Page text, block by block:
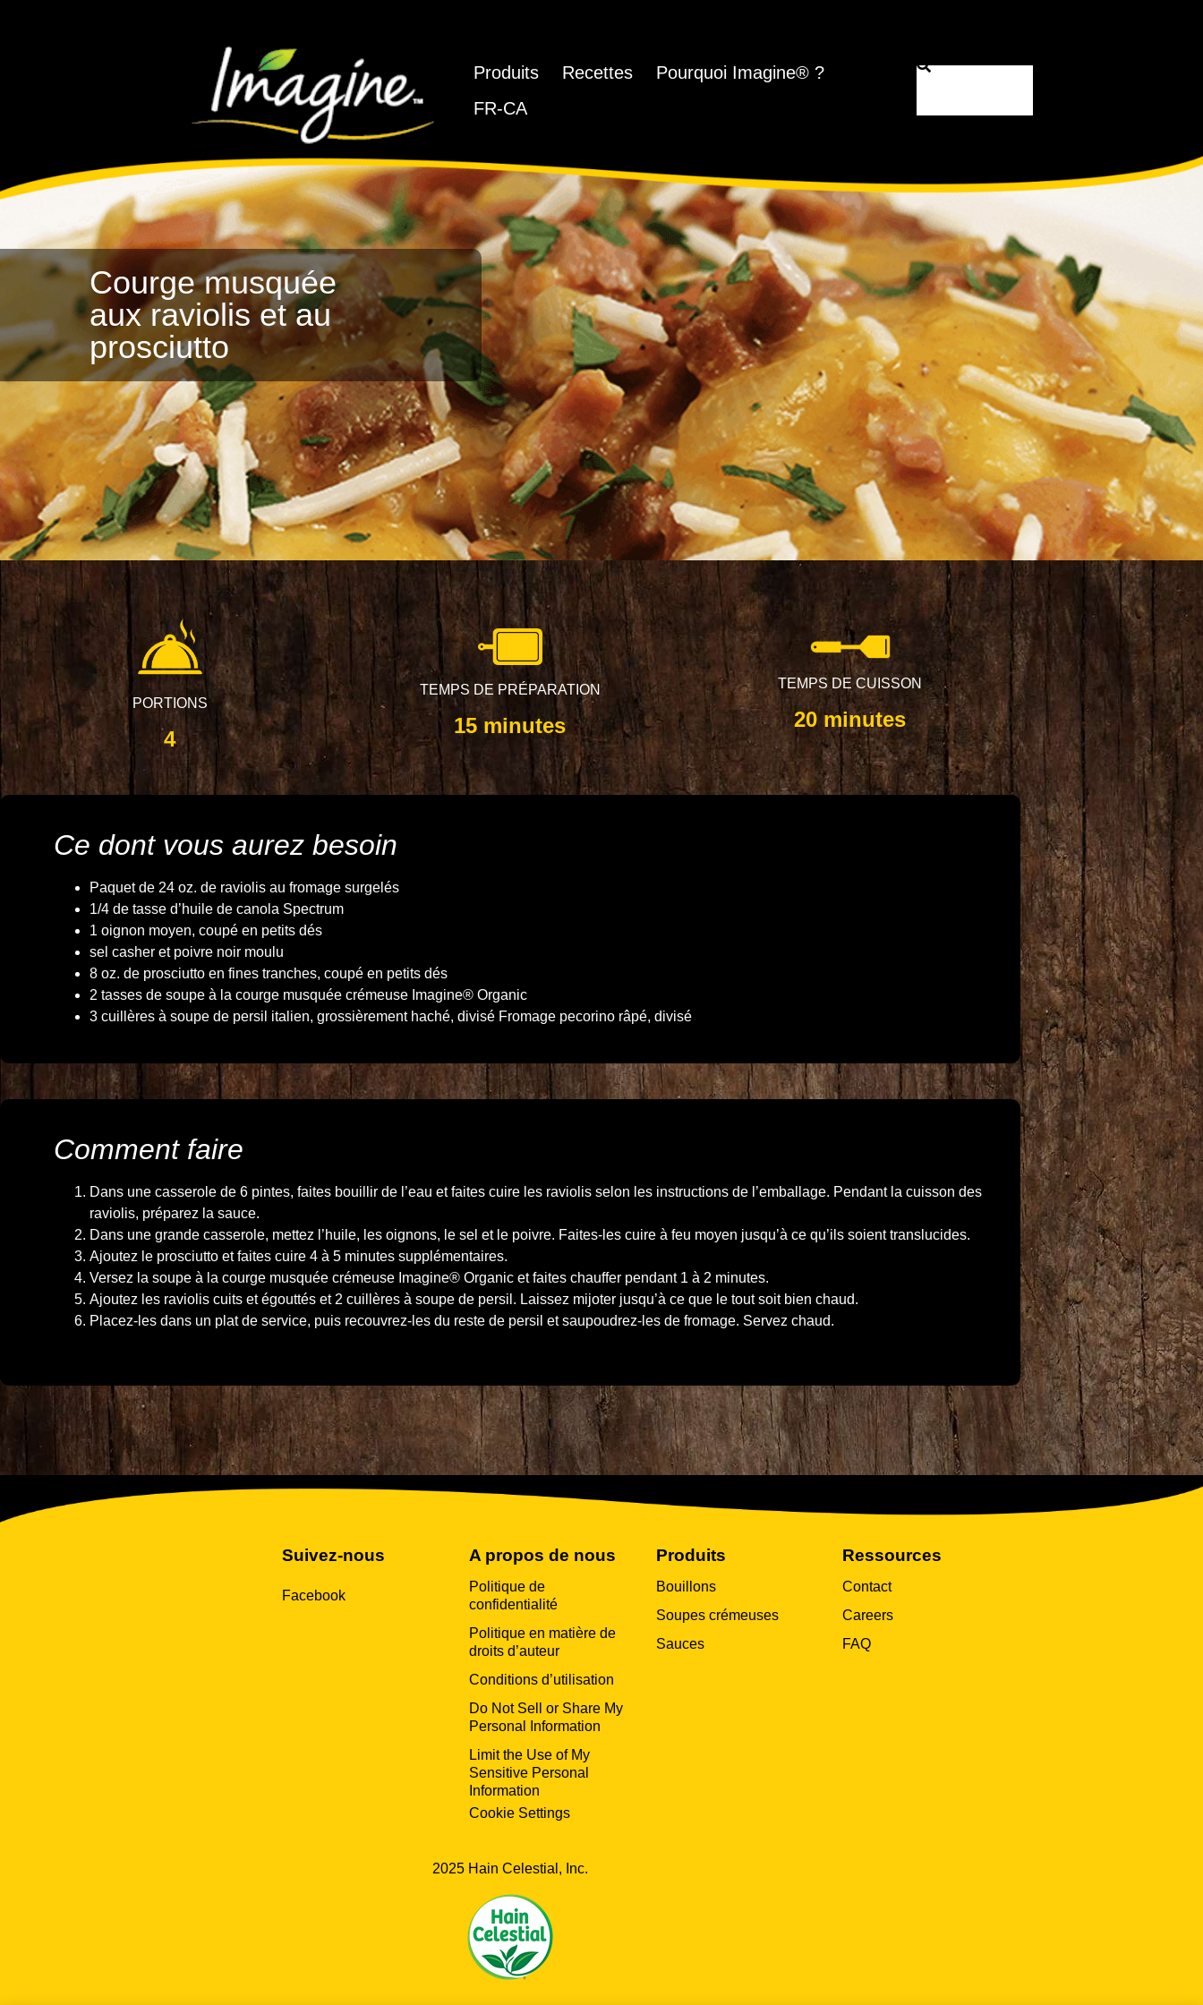
Produits Recettes Pourquoi Imagine® ?
FR-CA
Courge musquée
aux raviolis et au
prosciutto
PORTIONS
4
TEMPS DE PRÉPARATION
15 minutes
TEMPS DE CUISSON
20 minutes
Ce dont vous aurez besoin
Paquet de 24 oz. de raviolis au fromage surgelés
1/4 de tasse d’huile de canola Spectrum
1 oignon moyen, coupé en petits dés
sel casher et poivre noir moulu
8 oz. de prosciutto en fines tranches, coupé en petits dés
2 tasses de soupe à la courge musquée crémeuse Imagine® Organic
3 cuillères à soupe de persil italien, grossièrement haché, divisé Fromage pecorino râpé, divisé
Comment faire
Dans une casserole de 6 pintes, faites bouillir de l’eau et faites cuire les raviolis selon les instructions de l’emballage. Pendant la cuisson des
raviolis, préparez la sauce.
Dans une grande casserole, mettez l’huile, les oignons, le sel et le poivre. Faites-les cuire à feu moyen jusqu’à ce qu’ils soient translucides.
Ajoutez le prosciutto et faites cuire 4 à 5 minutes supplémentaires.
Versez la soupe à la courge musquée crémeuse Imagine® Organic et faites chauffer pendant 1 à 2 minutes.
Ajoutez les raviolis cuits et égouttés et 2 cuillères à soupe de persil. Laissez mijoter jusqu’à ce que le tout soit bien chaud.
Placez-les dans un plat de service, puis recouvrez-les du reste de persil et saupoudrez-les de fromage. Servez chaud.
Suivez-nous
Facebook
A propos de nous
Politique de
confidentialité
Politique en matière de
droits d’auteur
Conditions d’utilisation
Do Not Sell or Share My
Personal Information
Limit the Use of My
Sensitive Personal
Information
Cookie Settings
Produits
Bouillons
Soupes crémeuses
Sauces
Ressources
Contact
Careers
FAQ
2025 Hain Celestial, Inc.